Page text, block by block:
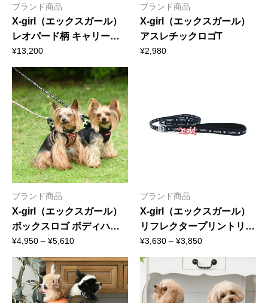
ブランド商品
X-girl（エックスガール）
レオパード柄 キャリート
ート｜全2色
¥13,200
ブランド商品
X-girl（エックスガール）
アスレチックロゴT
¥2,980
ブランド商品
X-girl（エックスガール）
ボックスロゴ ボディハー
ネス｜全2色
¥4,950 – ¥5,610
価
帯:
¥4,950
–
¥5,610
ブランド商品
X-girl（エックスガール）
リフレクタープリントリー
ド｜全2色
¥3,630 – ¥3,850
価
帯:
¥3,630
–
¥3,850